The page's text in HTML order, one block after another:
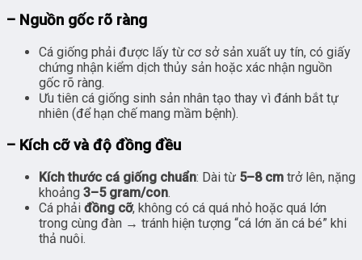
– Nguồn gốc rõ ràng
Cá giống phải được lấy từ cơ sở sản xuất uy tín, có giấy
chứng nhận kiểm dịch thủy sản hoặc xác nhận nguồn
gốc rõ ràng.
Ưu tiên cá giống sinh sản nhân tạo thay vì đánh bắt tự
nhiên (để hạn chế mang mầm bệnh).
– Kích cỡ và độ đồng đều
Kích thước cá giống chuẩn: Dài từ 5–8 cm trở lên, nặng
khoảng 3–5 gram/con.
Cá phải đồng cỡ, không có cá quá nhỏ hoặc quá lớn
trong cùng đàn → tránh hiện tượng “cá lớn ăn cá bé” khi
thả nuôi.